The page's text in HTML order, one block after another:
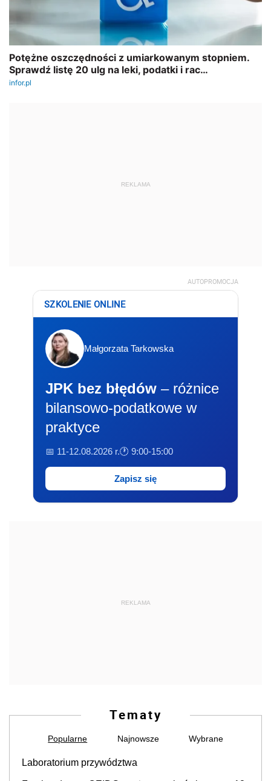
REKLAMA
AUTOPROMOCJA
SZKOLENIE ONLINE
Małgorzata Tarkowska
JPK bez błędów – różnice
bilansowo-podatkowe w
praktyce
📅 11-12.08.2026 r.🕐 9:00-15:00
Zapisz się
REKLAMA
Tematy
Popularne Najnowsze Wybrane
Laboratorium przywództwa